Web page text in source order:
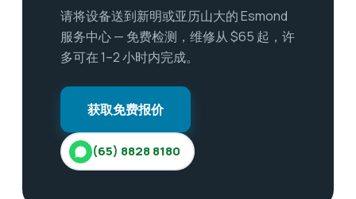
请将设备送到新明或亚历山大的 Esmond
服务中心 — 免费检测，维修从 $65 起，许
多可在 1–2 小时内完成。
获取免费报价
(65) 8828 8180